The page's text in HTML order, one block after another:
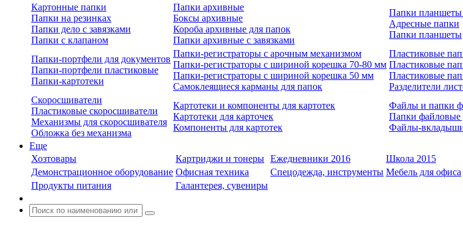
Картонные папки
Папки на резинках
Папки дело с завязками
Папки с клапаном
Папки архивные
Боксы архивные
Короба архивные для папок
Папки архивные с завязками
Папки планшеты
Адресные папки
Папки планшеты
Папки-портфели для документов
Папки-портфели пластиковые
Папки-картотеки
Папки-регистраторы с арочным механизмом
Папки-регистраторы с шириной корешка 70-80 мм
Папки-регистраторы с шириной корешка 50 мм
Самоклеящиеся карманы для папок
Пластиковые
Пластиковые
Пластиковые
Разделители
Скоросшиватели
Пластиковые скоросшиватели
Механизмы для скоросшивателя
Обложка без механизма
Картотеки и компоненты для картотек
Картотеки для карточек
Компоненты для картотек
Файлы и папки
Папки файловые
Файлы-
Еще
Хозтовары
Картриджи и тонеры Ежедневники 2016
Школа 2015
Демонстрационное оборудование Офисная техника Спецодежда, инструменты Мебель для офиса
Продукты питания
Галантерея, сувениры